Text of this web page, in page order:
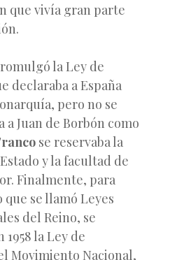
que vivía gran parte
la Ley de
declaraba a España
pero no se
a Juan de Borbón como
se reservaba la
y la facultad de
Finalmente, para
se llamó Leyes
del Reino, se
la Ley de
Movimiento Nacional,